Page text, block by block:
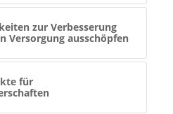
zur Verbesserung
Versorgung ausschöpfen
für